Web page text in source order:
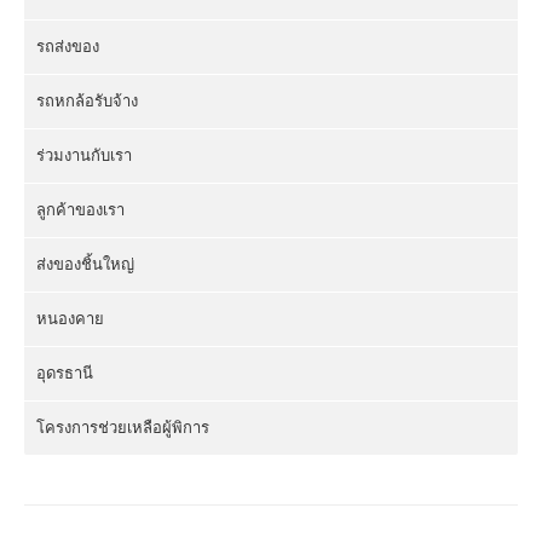
รถส่งของ
รถหกล้อรับจ้าง
ร่วมงานกับเรา
ลูกค้าของเรา
ส่งของชิ้นใหญ่
หนองคาย
อุดรธานี
โครงการช่วยเหลือผู้พิการ